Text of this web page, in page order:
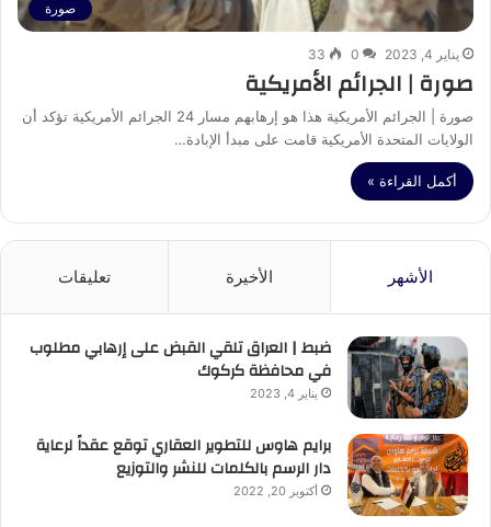
صورة
يناير 4, 2023 0
33
صورة | الجرائم الأمريكية
صورة | الجرائم الأمريكية هذا هو إرهابهم مسار 24 الجرائم الأمريكية تؤكد أن
الولايات المتحدة الأمريكية قامت على مبدأ الإبادة…
أكمل القراءة »
الأشهر الأخيرة تعليقات
ضبط | العراق تلقي القبض على إرهابي مطلوب
في محافظة كركوك
يناير 4, 2023
برايم هاوس للتطوير العقاري توقع عقداً لرعاية
دار الرسم بالكلمات للنشر والتوزيع
أكتوبر 20, 2022